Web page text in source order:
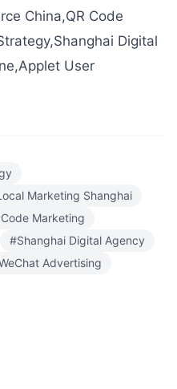
China,QR Code
Digital
User
Marketing Shanghai
Marketing
#Shanghai Digital Agency
Advertising